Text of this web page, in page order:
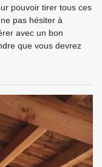
pouvoir tirer tous ces
pas hésiter à
avec un bon
que vous devrez